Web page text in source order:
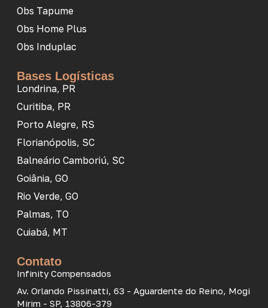
Obs Tapume
Obs Home Plus
Obs Induplac
Bases Logísticas
Londrina, PR
Curitiba, PR
Porto Alegre, RS
Florianópolis, SC
Balneário Camboriú, SC
Goiânia, GO
Rio Verde, GO
Palmas, TO
Cuiabá, MT
Contato
Infinity Compensados
Av. Orlando Pissinatti, 63 - Aguardente do Reino, Mogi
Mirim - SP, 13806-379